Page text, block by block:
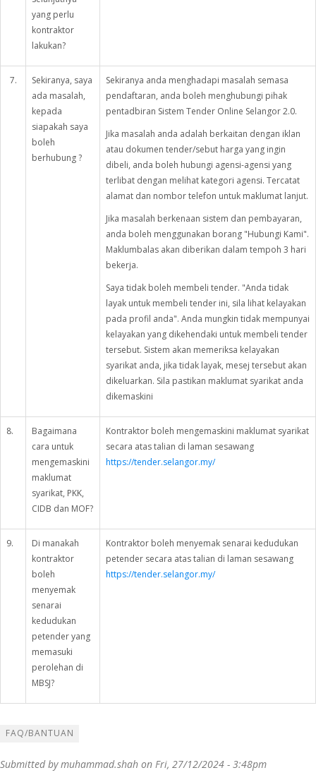
yang perlu
kontraktor
lakukan?
7.
Sekiranya, saya
ada masalah,
kepada
siapakah saya
boleh
berhubung ?
Sekiranya anda menghadapi masalah semasa
pendaftaran, anda boleh menghubungi pihak
pentadbiran Sistem Tender Online Selangor 2.0.
Jika masalah anda adalah berkaitan dengan iklan
atau dokumen tender/sebut harga yang ingin
dibeli, anda boleh hubungi agensi-agensi yang
terlibat dengan melihat kategori agensi. Tercatat
alamat dan nombor telefon untuk maklumat lanjut.
Jika masalah berkenaan sistem dan pembayaran,
anda boleh menggunakan borang "Hubungi Kami".
Maklumbalas akan diberikan dalam tempoh 3 hari
bekerja.
Saya tidak boleh membeli tender. "Anda tidak
layak untuk membeli tender ini, sila lihat kelayakan
pada profil anda". Anda mungkin tidak mempunyai
kelayakan yang dikehendaki untuk membeli tender
tersebut. Sistem akan memeriksa kelayakan
syarikat anda, jika tidak layak, mesej tersebut akan
dikeluarkan. Sila pastikan maklumat syarikat anda
dikemaskini
8.
Bagaimana
cara untuk
mengemaskini
maklumat
syarikat, PKK,
CIDB dan MOF?
Kontraktor boleh mengemaskini maklumat syarikat
secara atas talian di laman sesawang
https://tender.selangor.my/
9.
Di manakah
kontraktor
boleh
menyemak
senarai
kedudukan
petender yang
memasuki
perolehan di
MBSJ?
Kontraktor boleh menyemak senarai kedudukan
petender secara atas talian di laman sesawang
https://tender.selangor.my/
FAQ/BANTUAN
Submitted bymuhammad.shah on Fri, 27/12/2024 - 3:48pm